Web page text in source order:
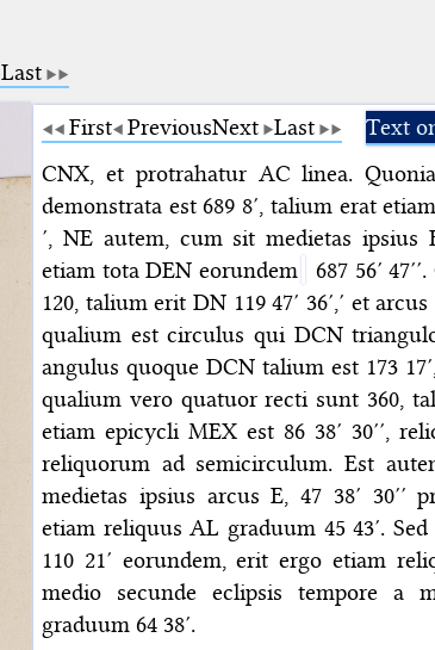
Last
First PreviousNext Last
Text
CNX, et protrahatur AC linea.
demonstrata est 689 8′, talium erat
′, NE autem, cum sit medietas ipsius
etiam tota DEN eorundem
687 56′
120, talium erit DN 119 47′ 36′,′ et
qualium est circulus qui DCN
angulus quoque DCN talium est 173
qualium vero quatuor recti sunt 360,
etiam epicycli MEX est 86 38′ 30′′,
reliquorum ad semicirculum. Est
medietas ipsius arcus E, 47 38′ 30′′
etiam reliquus AL graduum 45 43′.
110 21′ eorundem, erit ergo etiam
medio secunde eclipsis tempore a
graduum 64 38′.